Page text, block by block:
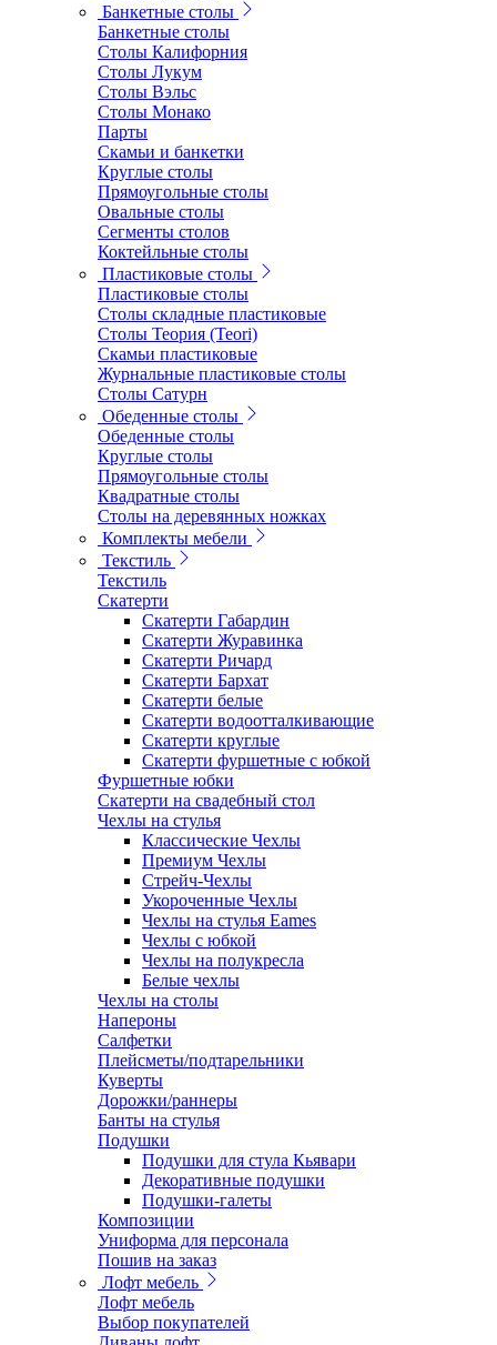
Банкетные столы
Банкетные столы
Столы Калифорния
Столы Лукум
Столы Вэльс
Столы Монако
Парты
Скамьи и банкетки
Круглые столы
Прямоугольные столы
Овальные столы
Сегменты столов
Коктейльные столы
Пластиковые столы
Пластиковые столы
Столы складные пластиковые
Столы Теория (Teori)
Скамьи пластиковые
Журнальные пластиковые столы
Столы Сатурн
Обеденные столы
Обеденные столы
Круглые столы
Прямоугольные столы
Квадратные столы
Столы на деревянных ножках
Комплекты мебели
Текстиль
Текстиль
Скатерти
Скатерти Габардин
Скатерти Журавинка
Скатерти Ричард
Скатерти Бархат
Скатерти белые
Скатерти водоотталкивающие
Скатерти круглые
Скатерти фуршетные с юбкой
Фуршетные юбки
Скатерти на свадебный стол
Чехлы на стулья
Классические Чехлы
Премиум Чехлы
Стрейч-Чехлы
Укороченные Чехлы
Чехлы на стулья Eames
Чехлы с юбкой
Чехлы на полукресла
Белые чехлы
Чехлы на столы
Напероны
Салфетки
Плейсметы/подтарельники
Куверты
Дорожки/раннеры
Банты на стулья
Подушки
Подушки для стула Кьявари
Декоративные подушки
Подушки-галеты
Композиции
Униформа для персонала
Пошив на заказ
Лофт мебель
Лофт мебель
Выбор покупателей